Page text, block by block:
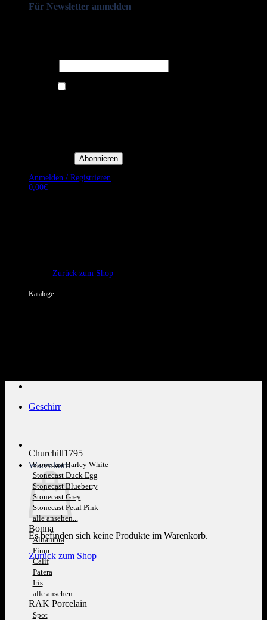
Für Newsletter anmelden
Anmelden / Registrieren
0,00€
Zurück zum Shop
Kataloge
Warenkorb
Es befinden sich keine Produkte im Warenkorb.
Zurück zum Shop
Geschirr
Churchill1795
Stonecast Barley White
Stonecast Duck Egg
Stonecast Blueberry
Stonecast Grey
Stonecast Petal Pink
alle ansehen...
Bonna
Alhambra
Fium
Calif
Patera
Iris
alle ansehen...
RAK Porcelain
Spot